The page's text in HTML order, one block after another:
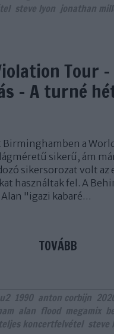
steve lyon jonathan
Tour
- A turné
Birminghamben a
sikerű, ám
sikersorozat volt az
használtak fel. A
"igazi kabaré…
TOVÁBB
u2 1990 anton corbijn
alan flood megamix
teljes koncertfelvétel steve